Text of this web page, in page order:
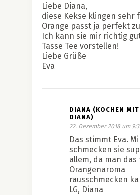
Liebe Diana,
diese Kekse klingen sehr
Orange passt ja perfekt
Ich kann sie mir richtig
Tasse Tee vorstellen!
Liebe Grüße
Eva
DIANA (KOCHEN MIT
DIANA)
22. Dezember 2018 um
Das stimmt Eva.
schmecken sie
allem, da man das
Orangenaroma
rausschmecken
LG, Diana